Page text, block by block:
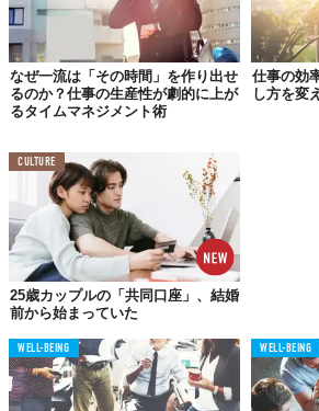
の大きな目標に結びついていなければ、努
ます。今、私たちが意識すべきは、「どれ
したか」ではなく、「どの方向に向かって
戦略的視点です。
目標を「抽象的なもの」から「判断基
多くの人にとって、目標はただのメモや抽
です。しかし、ウィークリーレビューの冒
習慣を持つことで、目標は「今日・今週の
実的なツール」へと変わります。これは、
渦の中で、自分自身を正しい軌道に引き戻
ーとしての役割を果たします。
今後の生産性管理における展望
なぜ一流は「その時間」を作り出せ
るのか？仕事の生産性が劇的に上が
るタイムマネジメント術
仕事の効
し方を変
CULTURE
25歳カップルの「共同口座」、結婚
前から始まっていた
WELL-BEING WELL-BEING